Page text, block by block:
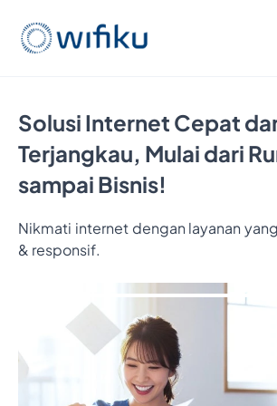
Solusi Internet Cepat
Terjangkau, Mulai dari
sampai Bisnis!
Nikmati internet dengan layanan
& responsif.